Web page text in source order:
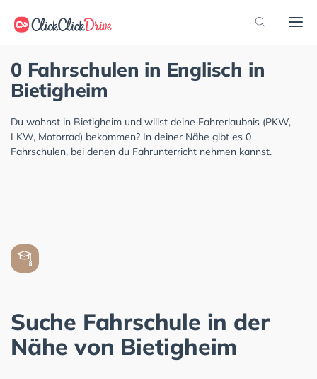
0 Fahrschulen in Englisch in
Bietigheim
Du wohnst in Bietigheim und willst deine Fahrerlaubnis (PKW,
LKW, Motorrad) bekommen? In deiner Nähe gibt es 0
Fahrschulen, bei denen du Fahrunterricht nehmen kannst.
Suche Fahrschule in der
Nähe von Bietigheim